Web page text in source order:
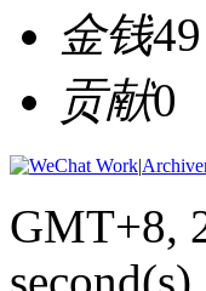
金钱49
贡献0
|
GMT+8,